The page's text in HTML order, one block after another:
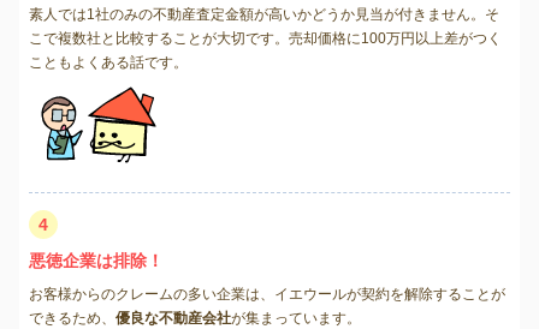
素人では1社のみの不動産査定金額が高いかどうか見当が付きません。そ
こで複数社と比較することが大切です。売却価格に100万円以上差がつく
こともよくある話です。
4
悪徳企業は排除！
お客様からのクレームの多い企業は、イエウールが契約を解除することが
できるため、 優良な不動産会社が集まっています。